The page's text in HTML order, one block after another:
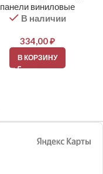
панели виниловые
В наличии
334,00₽
В КОРЗИНУ